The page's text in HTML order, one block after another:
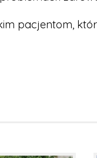
pacjentom,